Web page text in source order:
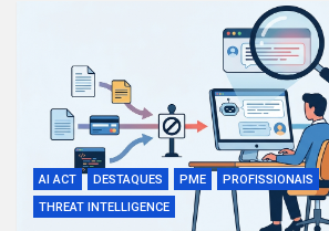
AI ACT DESTAQUES PME
PROFISSIONAIS
THREAT INTELLIGENCE